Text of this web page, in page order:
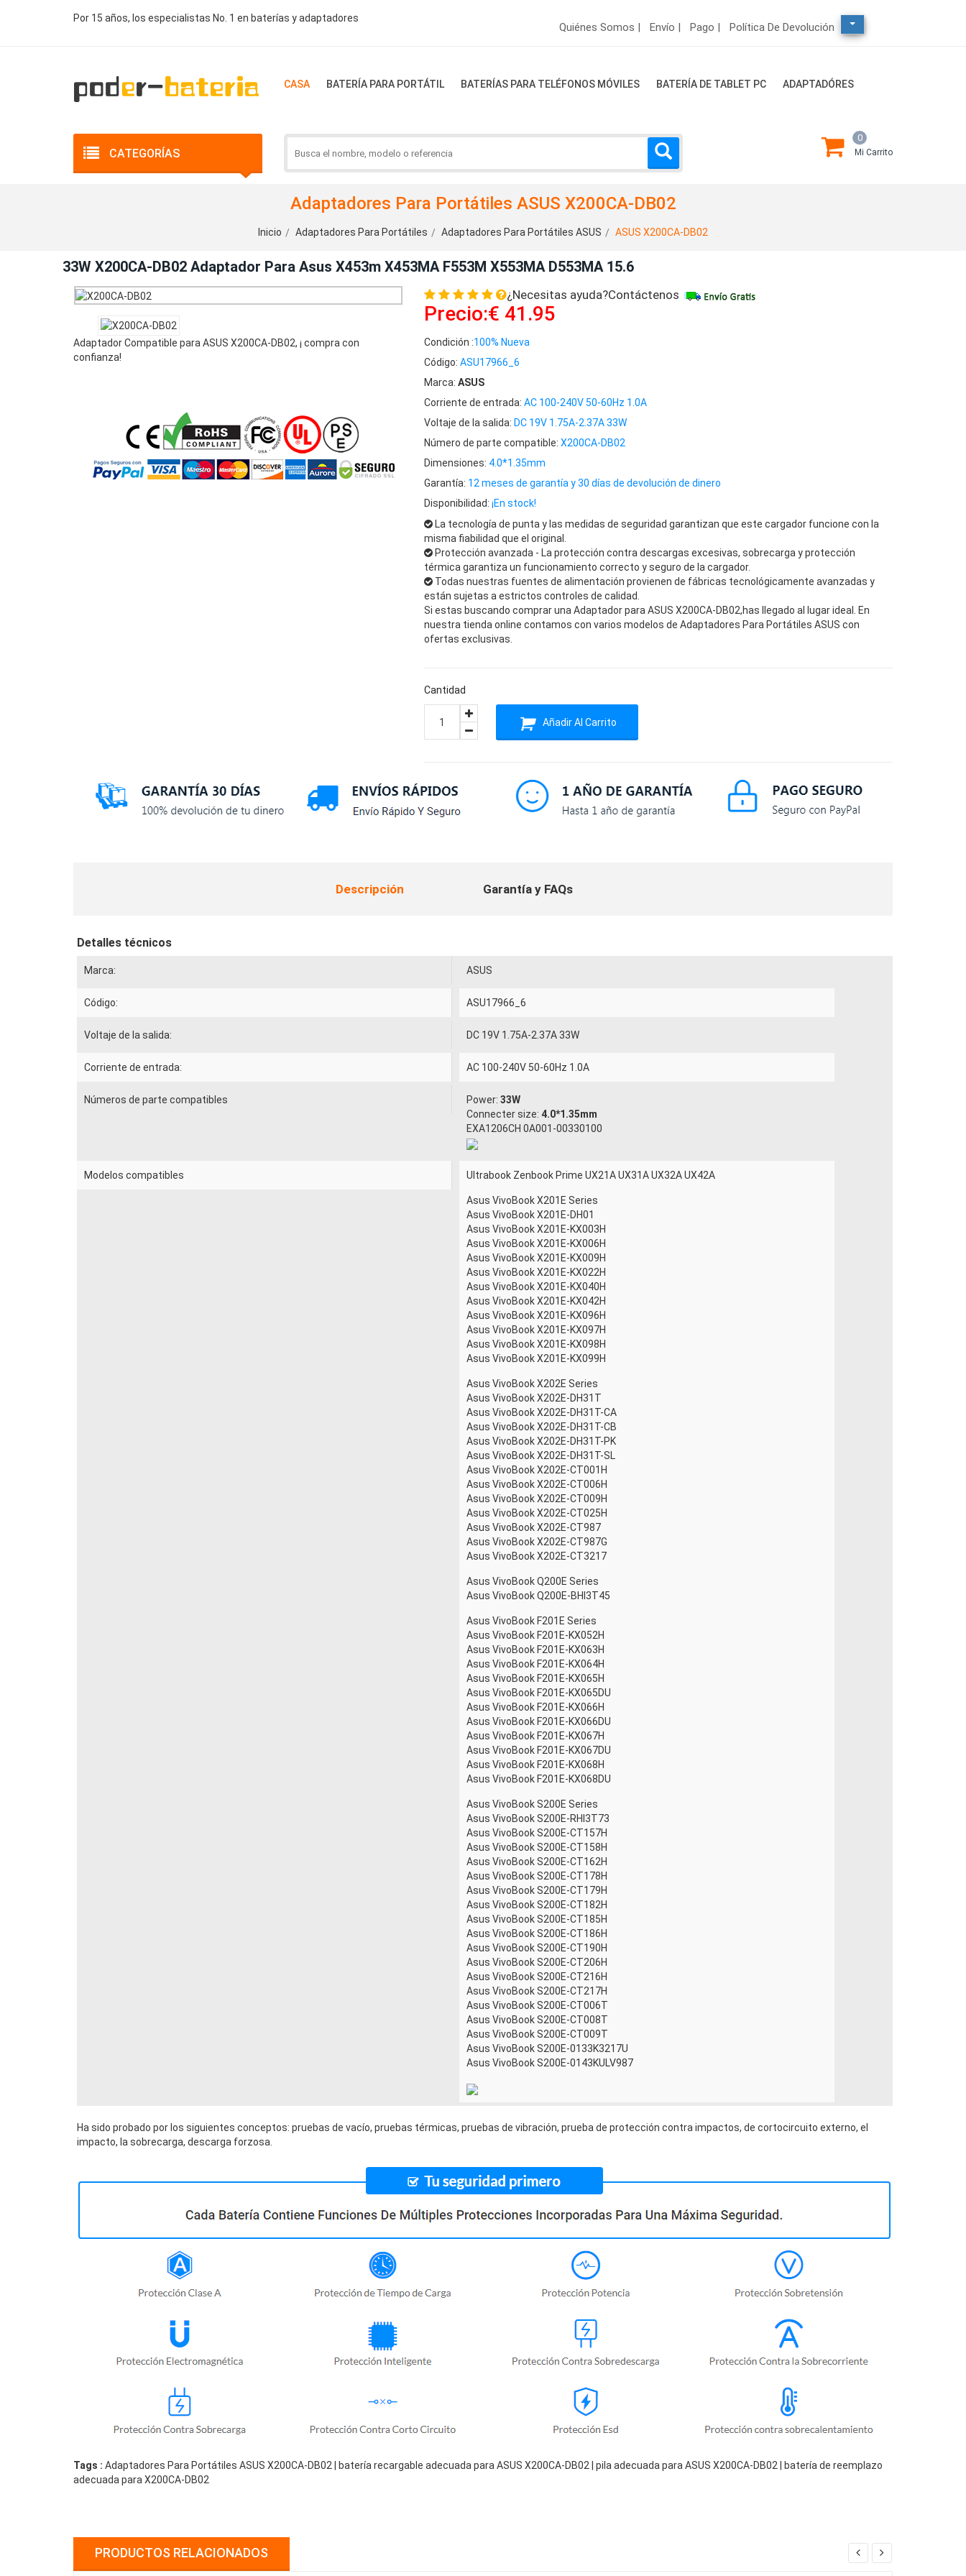
Por 15 años, los especialistas No. 1 en baterías y adaptadores
Quiénes Somos | Envío | Pago | Política De Devolución
CASA BATERÍA PARA PORTÁTIL BATERÍAS PARA TELÉFONOS MÓVILES BATERÍA DE TABLET PC ADAPTADÓRES
CATEGORÍAS
0
Mi Carrito
Adaptadores Para Portátiles ASUS X200CA-DB02
Inicio Adaptadores Para Portátiles Adaptadores Para Portátiles ASUS ASUS X200CA-DB02
33W X200CA-DB02 Adaptador Para Asus X453m X453MA F553M X553MA D553MA 15.6
Adaptador Compatible para ASUS X200CA-DB02, ¡ compra con
confianza!
¿Necesitas ayuda?Contáctenos
Precio:€ 41.95
Condición :100% Nueva
Código: ASU17966_6
Marca: ASUS
Corriente de entrada: AC 100-240V 50-60Hz 1.0A
Voltaje de la salida: DC 19V 1.75A-2.37A 33W
Número de parte compatible: X200CA-DB02
Dimensiones: 4.0*1.35mm
Garantía: 12 meses de garantía y 30 días de devolución de dinero
Disponibilidad: ¡En stock!
La tecnología de punta y las medidas de seguridad garantizan que este cargador funcione con la
misma fiabilidad que el original.
Protección avanzada - La protección contra descargas excesivas, sobrecarga y protección
térmica garantiza un funcionamiento correcto y seguro de la cargador.
Todas nuestras fuentes de alimentación provienen de fábricas tecnológicamente avanzadas y
están sujetas a estrictos controles de calidad.
Si estas buscando comprar una Adaptador para ASUS X200CA-DB02,has llegado al lugar ideal. En
nuestra tienda online contamos con varios modelos de Adaptadores Para Portátiles ASUS con
ofertas exclusivas.
Cantidad
Añadir Al Carrito
Descripción Garantía y FAQs
Detalles técnicos
Marca: ASUS
Código: ASU17966_6
Voltaje de la salida: DC 19V 1.75A-2.37A 33W
Corriente de entrada: AC 100-240V 50-60Hz 1.0A
Números de parte compatibles Power:33W
Connecter size: 4.0*1.35mm
EXA1206CH 0A001-00330100
Modelos compatibles Ultrabook Zenbook Prime UX21A UX31A UX32A UX42A
Asus VivoBook X201E Series
Asus VivoBook X201E-DH01
Asus VivoBook X201E-KX003H
Asus VivoBook X201E-KX006H
Asus VivoBook X201E-KX009H
Asus VivoBook X201E-KX022H
Asus VivoBook X201E-KX040H
Asus VivoBook X201E-KX042H
Asus VivoBook X201E-KX096H
Asus VivoBook X201E-KX097H
Asus VivoBook X201E-KX098H
Asus VivoBook X201E-KX099H
Asus VivoBook X202E Series
Asus VivoBook X202E-DH31T
Asus VivoBook X202E-DH31T-CA
Asus VivoBook X202E-DH31T-CB
Asus VivoBook X202E-DH31T-PK
Asus VivoBook X202E-DH31T-SL
Asus VivoBook X202E-CT001H
Asus VivoBook X202E-CT006H
Asus VivoBook X202E-CT009H
Asus VivoBook X202E-CT025H
Asus VivoBook X202E-CT987
Asus VivoBook X202E-CT987G
Asus VivoBook X202E-CT3217
Asus VivoBook Q200E Series
Asus VivoBook Q200E-BHI3T45
Asus VivoBook F201E Series
Asus VivoBook F201E-KX052H
Asus VivoBook F201E-KX063H
Asus VivoBook F201E-KX064H
Asus VivoBook F201E-KX065H
Asus VivoBook F201E-KX065DU
Asus VivoBook F201E-KX066H
Asus VivoBook F201E-KX066DU
Asus VivoBook F201E-KX067H
Asus VivoBook F201E-KX067DU
Asus VivoBook F201E-KX068H
Asus VivoBook F201E-KX068DU
Asus VivoBook S200E Series
Asus VivoBook S200E-RHI3T73
Asus VivoBook S200E-CT157H
Asus VivoBook S200E-CT158H
Asus VivoBook S200E-CT162H
Asus VivoBook S200E-CT178H
Asus VivoBook S200E-CT179H
Asus VivoBook S200E-CT182H
Asus VivoBook S200E-CT185H
Asus VivoBook S200E-CT186H
Asus VivoBook S200E-CT190H
Asus VivoBook S200E-CT206H
Asus VivoBook S200E-CT216H
Asus VivoBook S200E-CT217H
Asus VivoBook S200E-CT006T
Asus VivoBook S200E-CT008T
Asus VivoBook S200E-CT009T
Asus VivoBook S200E-0133K3217U
Asus VivoBook S200E-0143KULV987
Ha sido probado por los siguientes conceptos: pruebas de vacío, pruebas térmicas, pruebas de vibración, prueba de protección contra impactos, de cortocircuito externo, el
impacto, la sobrecarga, descarga forzosa.
Tags : Adaptadores Para Portátiles ASUS X200CA-DB02 | batería recargable adecuada para ASUS X200CA-DB02 | pila adecuada para ASUS X200CA-DB02 | batería de reemplazo
adecuada para X200CA-DB02
PRODUCTOS RELACIONADOS